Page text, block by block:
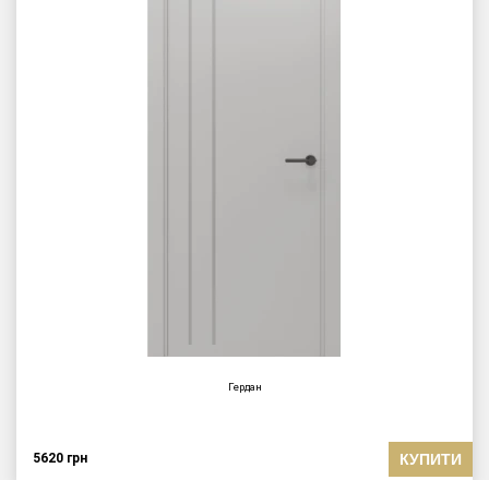
Гердан
5620 грн КУПИТИ